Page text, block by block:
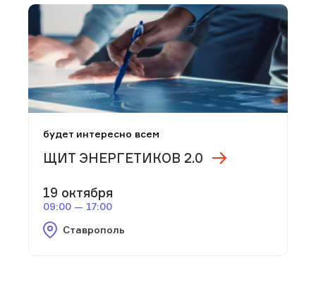
будет интересно всем
ЩИТ ЭНЕРГЕТИКОВ 2.0
19 октября
09:00 — 17:00
Ставрополь